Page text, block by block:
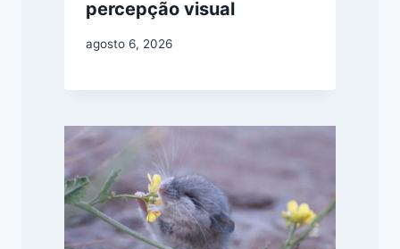
percepção visual
agosto 6, 2026